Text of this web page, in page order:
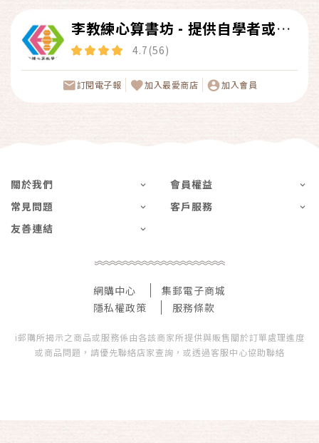
李教練心算書坊 - 提供自學者或珠
心算教師完整教材，讓學習珠心算
變得更簡單。
4.7(56)
訂閱電子報 加入最愛商店 加入會員
關於我們
會員權益
常見問題
客戶服務
友善連結
網購中心
集郵電子商城
隱私權政策
服務條款
i郵購所揭示之商品或服務係由各該商家所提供與販售關於訂單處理進度
或商品問題，請優先聯絡店家查詢，或透過客服中心協助聯絡